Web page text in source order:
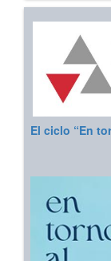
El ciclo “En